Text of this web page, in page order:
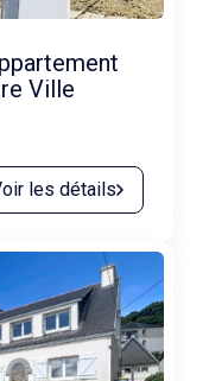
Ville
les détails